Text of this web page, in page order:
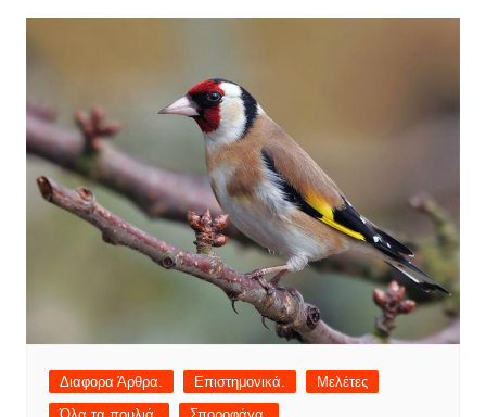
Διαφορα Άρθρα. Επιστημονικά.
Μελέτες